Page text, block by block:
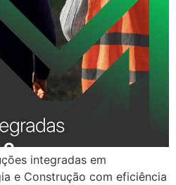
integradas em
e Construção com eficiência